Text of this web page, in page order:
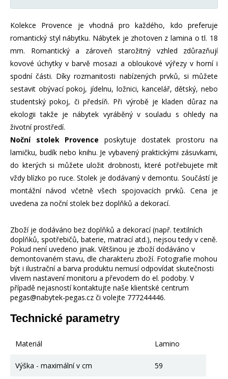
Kolekce Provence je vhodná pro každého, kdo preferuje
romantický styl nábytku. Nábytek je zhotoven z lamina o tl. 18
mm. Romantický a zároveň starožitný vzhled zdůrazňují
kovové úchytky v barvě mosazi a obloukové výřezy v horní i
spodní části. Díky rozmanitosti nabízených prvků, si můžete
sestavit obývací pokoj, jídelnu, ložnici, kancelář, dětský, nebo
studentský pokoj, či předsíň. Při výrobě je kladen důraz na
ekologii takže je nábytek vyráběný v souladu s ohledy na
životní prostředí.
Noční stolek
Provence poskytuje dostatek prostoru na
lamičku, budík nebo knihu. Je vybavený praktickými zásuvkami,
do kterých si můžete uložit drobnosti, které potřebujete mít
vždy blízko po ruce. Stolek je dodávaný v demontu. Součástí je
montážní návod včetně všech spojovacích prvků. Cena je
uvedena za noční stolek bez doplňků a dekorací.
Zboží je dodáváno bez doplňků a dekorací (např. textilních
doplňků, spotřebičů, baterie, matrací atd.), nejsou tedy v ceně.
Pokud není uvedeno jinak. Většinou je zboží dodáváno v
demontovaném stavu, dle charakteru zboží. Fotografie mohou
být i ilustrační a barva produktu nemusí odpovídat skutečnosti
vlivem nastavení monitoru a převodem do el. podoby. V
případě nejasností kontaktujte naše klientské centrum
pegas@nabytek-pegas.cz či volejte 777244446.
Technické parametry
Materiál Lamino
Výška - maximální v cm 59